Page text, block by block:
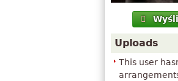
Uploads
This user